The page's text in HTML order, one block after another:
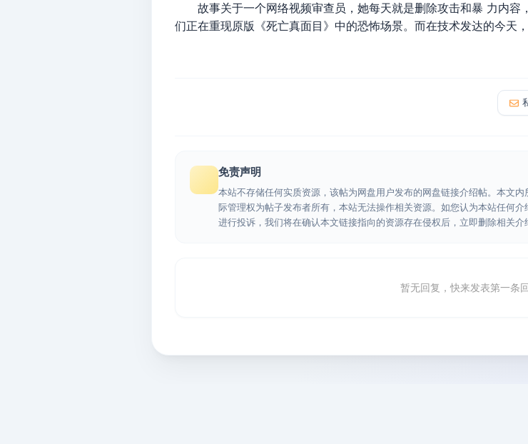
故事关于一个网络视频审查员，她每天就是删除攻击和暴 力内容
们正在重现原版《死亡真面目》中的恐怖场景。而在技术发达的今天
免责声明
本站不存储任何实质资源，该帖为网盘用户发布的网盘链接介绍帖。本文
际管理权为帖子发布者所有，本站无法操作相关资源。如您认为本站任何
进行投诉，我们将在确认本文链接指向的资源存在侵权后，立即删除相关介
暂无回复，快来发表第一条